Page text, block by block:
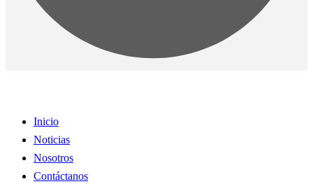
Inicio
Noticias
Nosotros
Contáctanos